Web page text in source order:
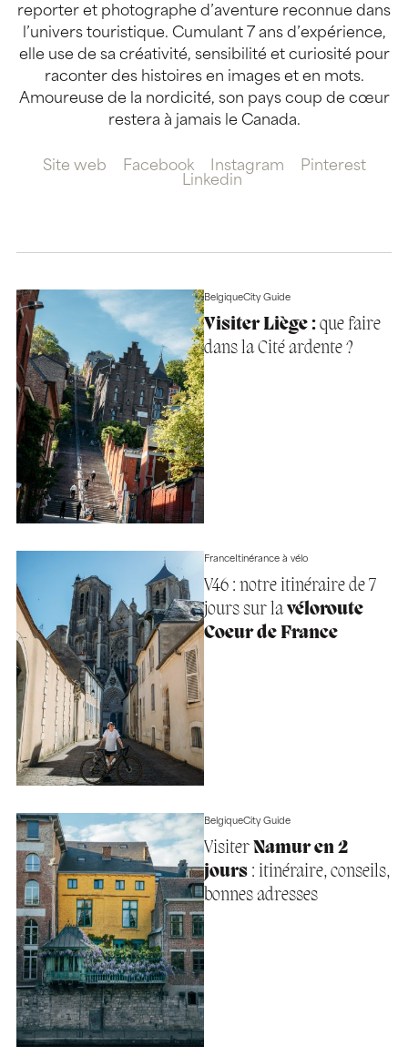
reporter et photographe d’aventure reconnue dans
l’univers touristique. Cumulant 7 ans d’expérience,
elle use de sa créativité, sensibilité et curiosité pour
raconter des histoires en images et en mots.
Amoureuse de la nordicité, son pays coup de cœur
restera à jamais le Canada.
Site web Facebook Instagram
Pinterest
Linkedin
BelgiqueCity Guide
Visiter Liège :que faire
dans la Cité ardente ?
FranceItinérance à vélo
V46 : notre itinéraire de 7
jours sur lavéloroute
Coeur de France
BelgiqueCity Guide
VisiterNamur en 2
jours: itinéraire, conseils,
bonnes adresses